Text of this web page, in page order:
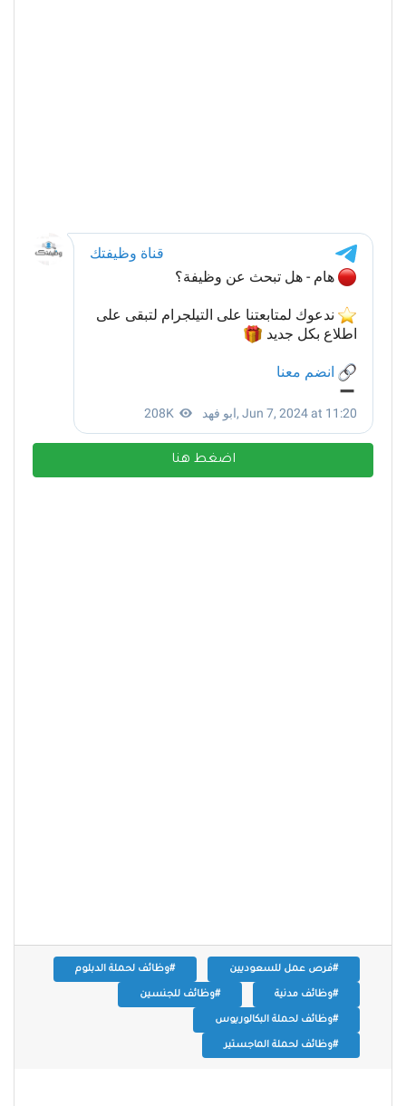
اضغط هنا
#فرص عمل للسعوديين #وظائف لحملة الدبلوم
#وظائف مدنية #وظائف للجنسين
#وظائف لحملة البكالوريوس
#وظائف لحملة الماجستير